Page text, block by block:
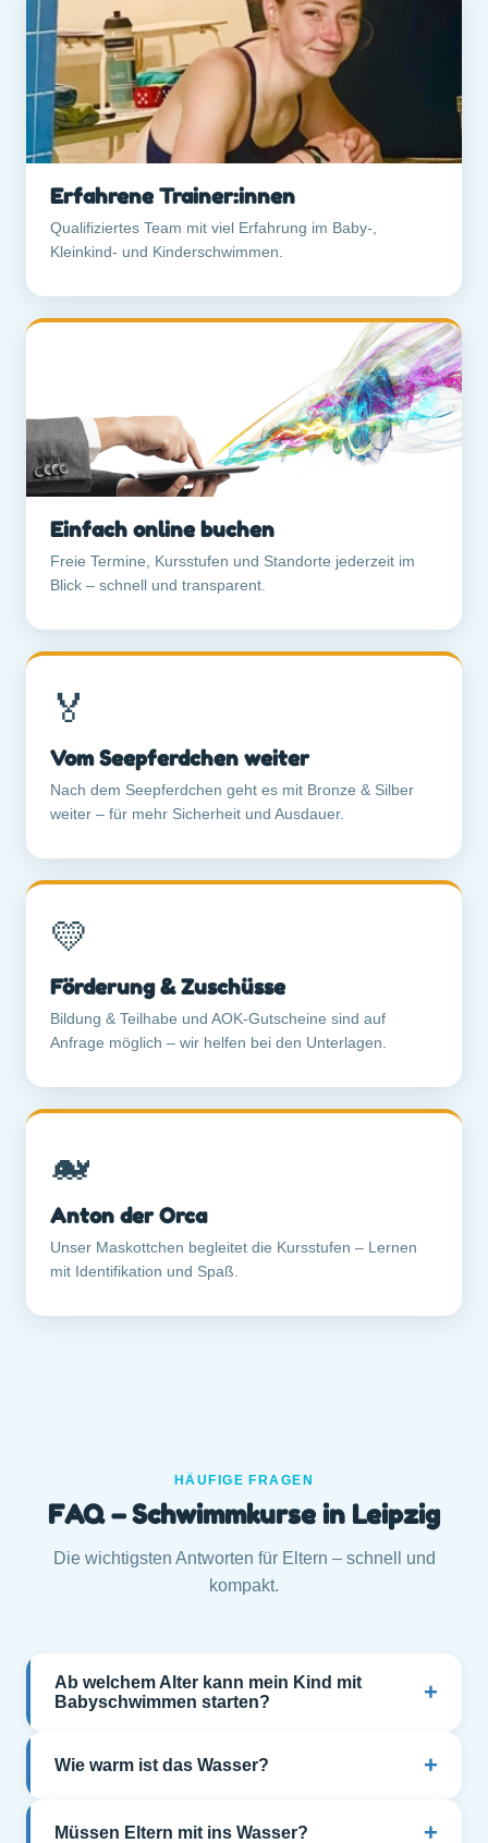
Erfahrene Trainer:innen
Qualifiziertes Team mit viel Erfahrung im Baby-,
Kleinkind- und Kinderschwimmen.
Einfach online buchen
Freie Termine, Kursstufen und Standorte jederzeit im
Blick – schnell und transparent.
🏅
Vom Seepferdchen weiter
Nach dem Seepferdchen geht es mit Bronze & Silber
weiter – für mehr Sicherheit und Ausdauer.
💛
Förderung & Zuschüsse
Bildung & Teilhabe und AOK-Gutscheine sind auf
Anfrage möglich – wir helfen bei den Unterlagen.
🐋
Anton der Orca
Unser Maskottchen begleitet die Kursstufen – Lernen
mit Identifikation und Spaß.
HÄUFIGE FRAGEN
FAQ – Schwimmkurse in Leipzig
Die wichtigsten Antworten für Eltern – schnell und
kompakt.
Ab welchem Alter kann mein Kind mit
Babyschwimmen starten?
+
Wie warm ist das Wasser? +
Müssen Eltern mit ins Wasser? +